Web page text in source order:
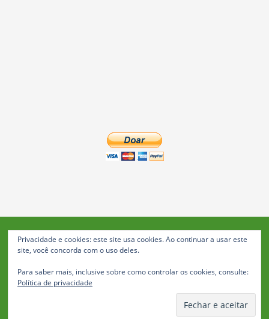
Blog da Feira: Jornal de Notícias de Feira de Santana
Todos os direitos reservados
Política de Privacidade
Privacidade e cookies: este site usa cookies. Ao continuar a usar este
site, você concorda com o uso deles.
Para saber mais, inclusive sobre como controlar os cookies, consulte:
Política de privacidade